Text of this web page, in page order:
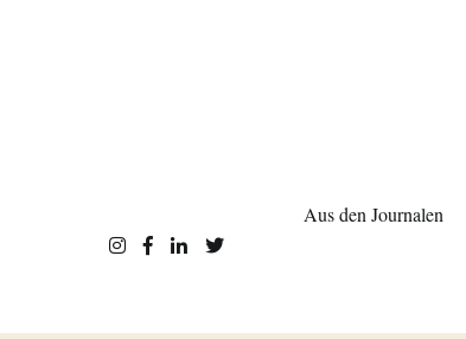
Aus den Journalen